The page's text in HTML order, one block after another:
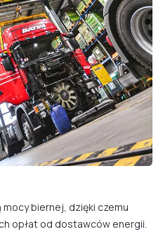
mocy biernej, dzięki czemu
opłat od dostawców energii.